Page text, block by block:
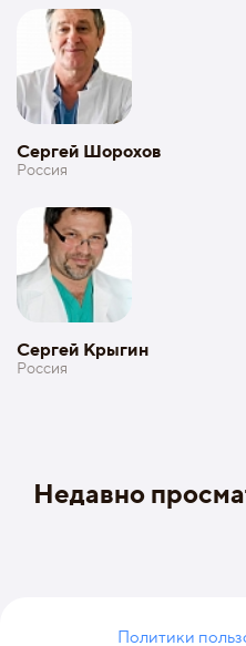
Сергей Шорохов
Россия
Сергей Крыгин
Россия
Недавно
Политики